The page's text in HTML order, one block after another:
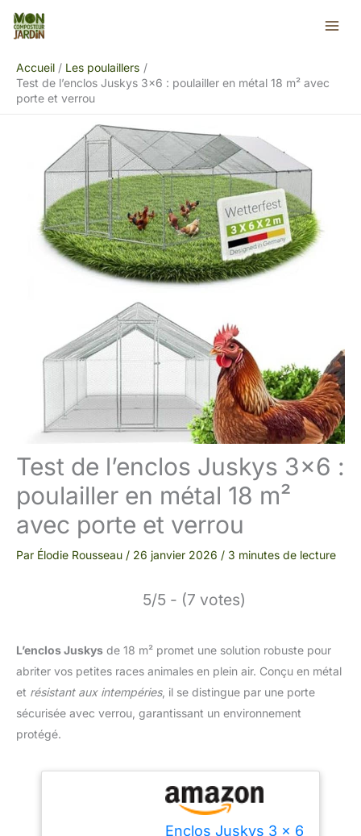
Aller
Accueil
Les poulaillers
Test de l’enclos Juskys 3×6 : poulailler en métal 18 m² avec
porte et verrou
Test de l’enclos Juskys 3×6 :
poulailler en métal 18 m²
avec porte et verrou
Par Élodie Rousseau / 26 janvier 2026 / 3 minutes de lecture
5/5 - (7 votes)
L’enclos Juskys de 18 m² promet une solution robuste pour
abriter vos petites races animales en plein air. Conçu en métal
et résistant aux intempéries, il se distingue par une porte
sécurisée avec verrou, garantissant un environnement
protégé.
Enclos Juskys 3 x 6
Rechercher